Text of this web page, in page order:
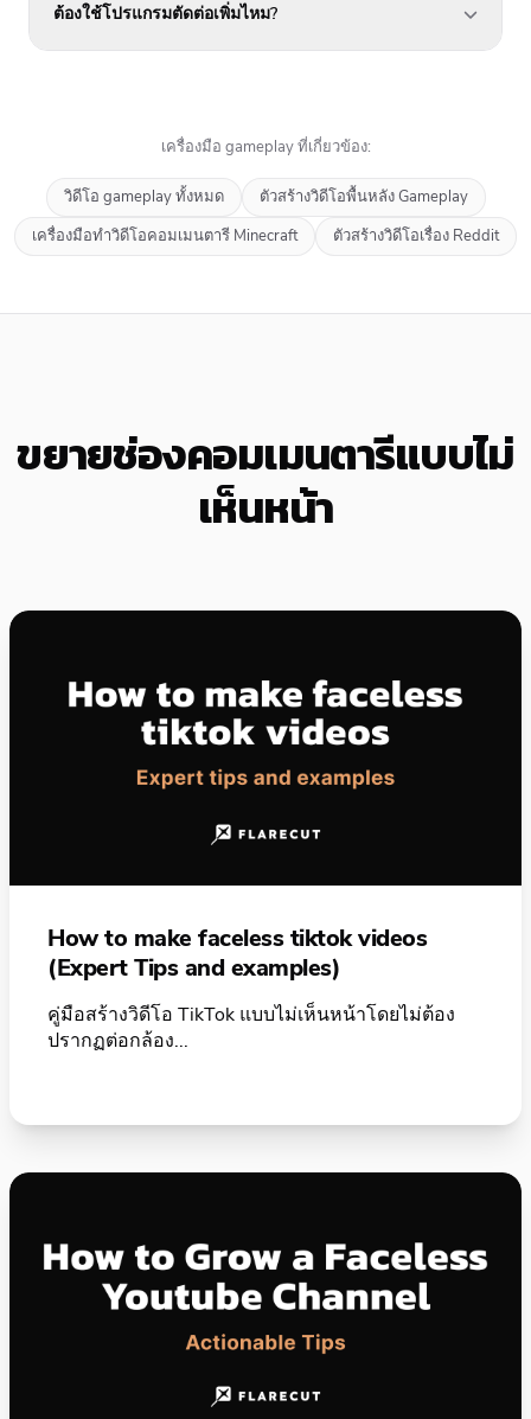
ต้องใช้โปรแกรมตัดต่อเพิ่มไหม?
เครื่องมือ gameplay ที่เกี่ยวข้อง:
วิดีโอ gameplay ทั้งหมด
ตัวสร้างวิดีโอพื้นหลัง Gameplay
เครื่องมือทำวิดีโอคอมเมนตารี Minecraft
ตัวสร้างวิดีโอเรื่อง Reddit
ขยายช่องคอมเมนตารีแบบไม่
เห็นหน้า
How to make faceless tiktok videos
(Expert Tips and examples)
คู่มือสร้างวิดีโอ TikTok แบบไม่เห็นหน้าโดยไม่ต้อง
ปรากฏต่อกล้อง...